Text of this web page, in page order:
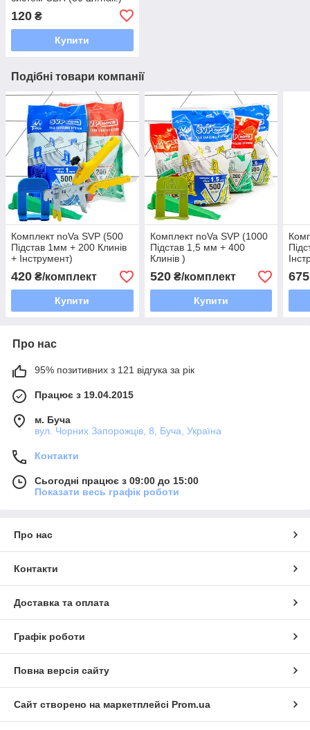
120 ₴
Купити
Подібні товари компанії
Комплект noVa SVP (500
Підстав 1мм + 200 Клинів
+ Інструмент)
420 ₴/комплект
Купити
Комплект noVa SVP (1000
Підстав 1,5 мм + 400
Клинів )
520₴/комплект
Купити
675
Про нас
95% позитивних з 121 відгука за рік
Працює з 19.04.2015
м. Буча
вул. Чорних Запорожців, 8, Буча, Україна
Контакти
Сьогодні працює з 09:00 до 15:00
Показати весь графік роботи
Про нас
Контакти
Доставка та оплата
Графік роботи
Повна версія сайту
Сайт створено на маркетплейсі Prom.ua